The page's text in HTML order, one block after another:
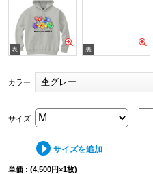
カラー 杢グレー
サイズ
サイズを追加
単価 : (4,500円×1枚)